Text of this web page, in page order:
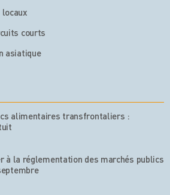
courts
asiatique
alimentaires transfrontaliers :
à la réglementation des marchés publics